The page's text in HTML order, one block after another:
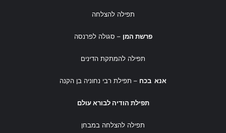
תפילה להצלחה
פרשת המן – סגולה לפרנסה
תפילה להמתקת הדינים
אנא בכח – תפילת רבי נחוניה בן הקנה
תפילת הודיה לבורא עולם
תפילה להצלחה במבחן